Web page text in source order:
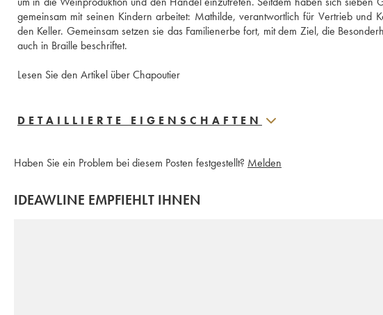
gemeinsam mit seinen Kindern arbeitet: Mathilde, verantwortlich für Vertrieb und
den Keller. Gemeinsam setzen sie das Familienerbe fort, mit dem Ziel, die
auch in Braille beschriftet.
Lesen Sie den Artikel über Chapoutier
DETAILLIERTE EIGENSCHAFTEN
Haben Sie ein Problem bei diesem Posten festgestellt? Melden
IDEAWLINE EMPFIEHLT IHNEN